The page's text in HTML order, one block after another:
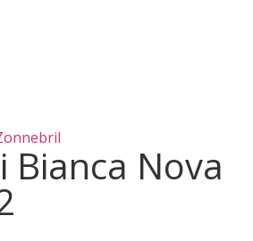
Bianca Nova